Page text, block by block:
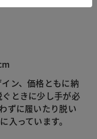
ン、価格ともに納
ときに少し手が必
ずに履いたり脱い
入っています。